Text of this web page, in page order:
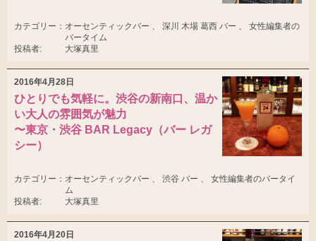
カテゴリー： オーセンティックバー 、 深川 木場 葛西 バー 、 女性編集者の
バータイム
投稿者:
大塚真里
2016年4月28日
ひとりでも気軽に。渋谷の新南口、温か
い大人の雰囲気が魅力
〜東京・渋谷 BAR Legacy（バー レガ
シー）
カテゴリー： オーセンティックバー 、 渋谷 バー 、 女性編集者のバータイ
ム
投稿者:
大塚真里
2016年4月20日